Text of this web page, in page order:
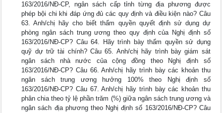
163/2016/NĐ-CP, ngân sách cấp tỉnh từng địa phương được
phép bội chi khi đáp ứng đủ các quy định và điều kiện nào? Câu
63. Anh/chị hãy cho biết thẩm quyền quyết định sử dụng dự
phòng ngân sách trung ương theo quy định của Nghị định số
163/2016/NĐ-CP? Câu 64. Hãy trình bày thẩm quyền sử dụng
quỹ dự trữ tài chính? Câu 65. Anh/chị hãy trình bày giám sát
ngân sách nhà nước của cộng đồng theo Nghị định số
163/2016/NĐ-CP? Câu 66. Anh/chị hãy trình bày các khoản thu
ngân sách trung ương hưởng 100% theo Nghị định số
163/2016/NĐ-CP? Câu 67. Anh/chị hãy trình bày các khoản thu
phân chia theo tỷ lệ phần trăm (%) giữa ngân sách trung ương và
ngân sách địa phương theo Nghị định số 163/2016/NĐ-CP? Câu